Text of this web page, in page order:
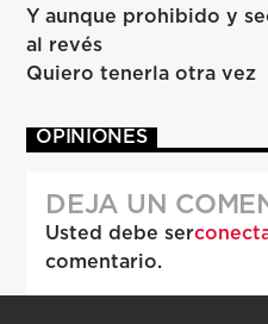
Y aunque prohibido y
al revés
Quiero tenerla otra vez
OPINIONES
DEJA UN
Usted debe ser
comentario.